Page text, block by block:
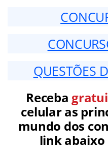
QUESTÕES
Receba
celular as
mundo dos
link abaixo